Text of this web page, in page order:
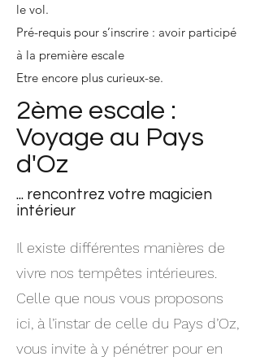
le vol.
Pré-requis pour s’inscrire : avoir participé
à la première escale
Etre encore plus curieux-se.
2ème escale :
Voyage au Pays
d'Oz
... rencontrez votre magicien
intérieur
Il existe différentes manières de
vivre nos tempêtes intérieures.
Celle que nous vous proposons
ici, à l’instar de celle du Pays d’Oz,
vous invite à y pénétrer pour en